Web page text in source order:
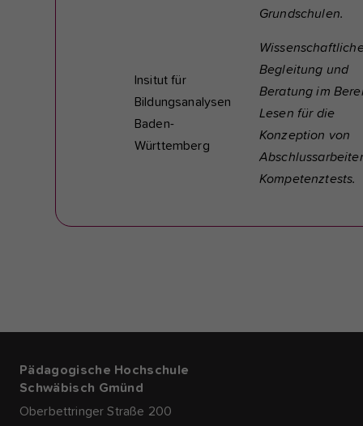
Grundschulen.
Insitut für
Bildungsanalysen
Baden-
Württemberg
Begleitung und
Beratung im
Lesen für die
Konzeption von
Kompetenztests.
Pädagogische Hochschule
Schwäbisch Gmünd
Oberbettringer Straße 200